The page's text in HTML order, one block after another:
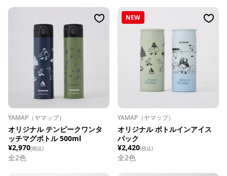
YAMAP（ヤマップ）
オリジナル テンピークワンタ
ッチマグボトル 500ml
¥2,970(税込)
全2色
NEW
YAMAP（ヤマップ）
オリジナル ボトルインアイス
パック
¥2,420(税込)
全2色